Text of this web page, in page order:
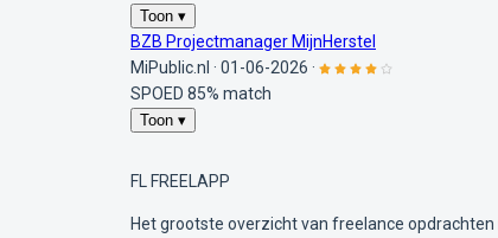
Toon ▾
BZB Projectmanager MijnHerstel
MiPublic.nl · 01-06-2026 ·
SPOED 85% match
Toon ▾
FL FREELAPP
Het grootste overzicht van freelance